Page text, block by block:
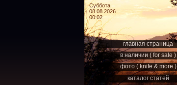
Суббота
08.08.2026
00:02
главная страница
в наличии ( for sale )
фото ( knife & more )
каталог статей